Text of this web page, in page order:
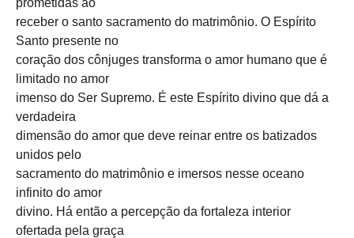
receber o santo sacramento do matrimônio. O Espírito
Santo presente no
coração dos cônjuges transforma o amor humano que é
limitado no amor
imenso do Ser Supremo. É este Espírito divino que dá a
verdadeira
dimensão do amor que deve reinar entre os batizados
unidos pelo
sacramento do matrimônio e imersos nesse oceano
infinito do amor
divino. Há então a percepção da fortaleza interior
ofertada pela graça